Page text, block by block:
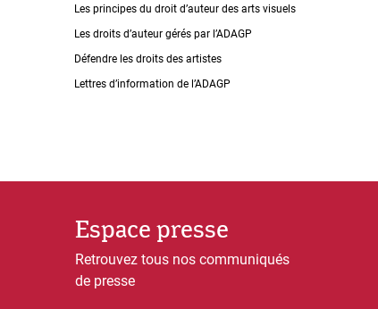
Les principes du droit dʼauteur des arts visuels
Les droits dʼauteur gérés par lʼADAGP
Défendre les droits des artistes
Lettres dʼinformation de lʼADAGP
Espace presse
Retrouvez tous nos communiqués
de presse